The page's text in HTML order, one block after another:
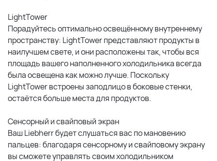
LightTower
Порадуйтесь оптимально освещённому внутреннему
пространству: LightTower представляют продукты в
наилучшем свете, и они расположены так, чтобы вся
площадь вашего наполненного холодильника всегда
была освещена как можно лучше. Поскольку
LightTower встроены заподлицо в боковые стенки,
остаётся больше места для продуктов.
Сенсорный и свайповый экран
Ваш Liebherr будет слушаться вас по мановению
пальцев: благодаря сенсорному и свайповому экрану
вы сможете управлять своим холодильником